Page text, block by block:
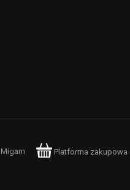
Platforma zakupowa